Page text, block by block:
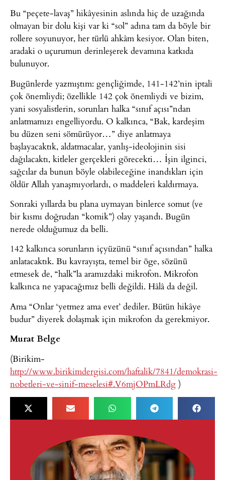
Bu “peçete-lavaş” hikâyesinin aslında hiç de uzağında
olmayan bir dolu kişi var ki “sol” adına tam da böyle bir
rollere soyunuyor, her türlü ahkâm kesiyor. Olan biten,
aradaki o uçurumun derinleşerek devamına katkıda
bulunuyor.
Bugünlerde yazmıştım: gençliğimde, 141-142’nin iptali
çok önemliydi; özellikle 142 çok önemliydi ve bizim,
yani sosyalistlerin, sorunları halka “sınıf açısı”ndan
anlatmamızı engelliyordu. O kalkınca, “Bak, kardeşim
bu düzen seni sömürüyor…” diye anlatmaya
başlayacaktık, aldatmacalar, yanlış-ideolojinin sisi
dağılacaktı, kitleler gerçekleri görecekti… İşin ilginci,
sağcılar da bunun böyle olabileceğine inandıkları için
öldür Allah yanaşmıyorlardı, o maddeleri kaldırmaya.
Sonraki yıllarda bu plana uymayan binlerce somut (ve
bir kısmı doğrudan “komik”) olay yaşandı. Bugün
nerede olduğumuz da belli.
142 kalkınca sorunların içyüzünü “sınıf açısından” halka
anlatacaktık. Bu kavrayışta, temel bir öge, sözünü
etmesek de, “halk”la aramızdaki mikrofon. Mikrofon
kalkınca ne yapacağımız belli değildi. Hâlâ da değil.
Ama “Onlar ‘yetmez ama evet’ dediler. Bütün hikâye
budur” diyerek dolaşmak için mikrofon da gerekmiyor.
Murat Belge
(Birikim-
http://www.birikimdergisi.com/haftalik/7841/demokrasi-
nobetleri-ve-sinif-meselesi#.V6mjOPmLRdg )